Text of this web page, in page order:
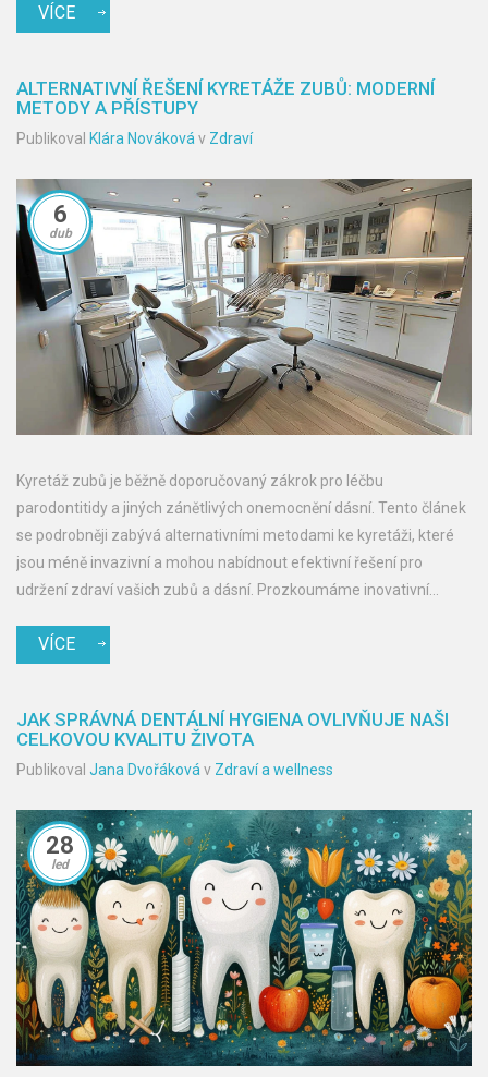
zubního lékaře nezbytná pro udržení zdraví jejich úsměvu.
VÍCE
ALTERNATIVNÍ ŘEŠENÍ KYRETÁŽE ZUBŮ: MODERNÍ
METODY A PŘÍSTUPY
Publikoval Klára Nováková v Zdraví
6
dub
Kyretáž zubů je běžně doporučovaný zákrok pro léčbu
parodontitidy a jiných zánětlivých onemocnění dásní. Tento článek
se podrobněji zabývá alternativními metodami ke kyretáži, které
jsou méně invazivní a mohou nabídnout efektivní řešení pro
udržení zdraví vašich zubů a dásní. Prozkoumáme inovativní
VÍCE
JAK SPRÁVNÁ DENTÁLNÍ HYGIENA OVLIVŇUJE NAŠI
CELKOVOU KVALITU ŽIVOTA
Publikoval Jana Dvořáková v Zdraví a wellness
28
led